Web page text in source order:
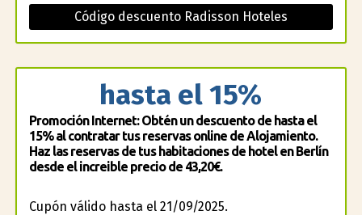
Código descuento Radisson Hoteles
hasta el 15%
Promoción Internet: Obtén un descuento de hasta el
15% al contratar tus reservas online de Alojamiento.
Haz las reservas de tus habitaciones de hotel en Berlín
desde el increible precio de 43,20€.
Cupón válido hasta el 21/09/2025.